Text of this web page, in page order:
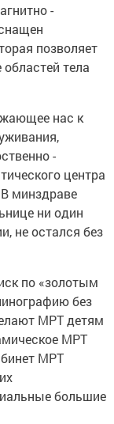
-
позволяет
тела
нас к
-
центра
минздраве
ни один
не остался без
по «золотым
без
МРТ детям
МРТ
МРТ
большие